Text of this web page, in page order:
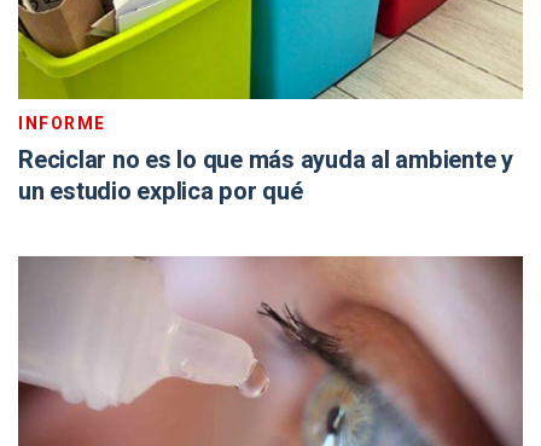
INFORME
Reciclar no es lo que más ayuda al ambiente y
un estudio explica por qué